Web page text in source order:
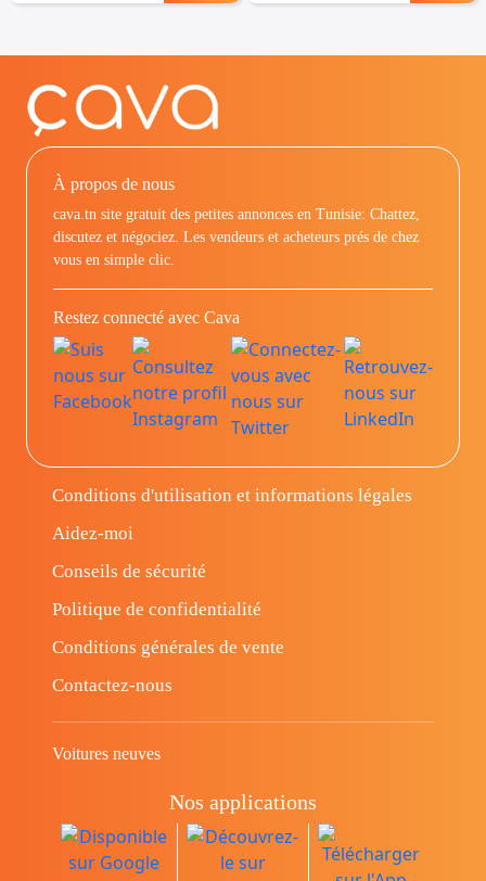
À propos de nous
cava.tn site gratuit des petites annonces en Tunisie: Chattez,
discutez et négociez. Les vendeurs et acheteurs prés de chez
vous en simple clic.
Restez connecté avec Cava
Conditions d'utilisation et informations légales
Aidez-moi
Conseils de sécurité
Politique de confidentialité
Conditions générales de vente
Contactez-nous
Voitures neuves
Nos applications